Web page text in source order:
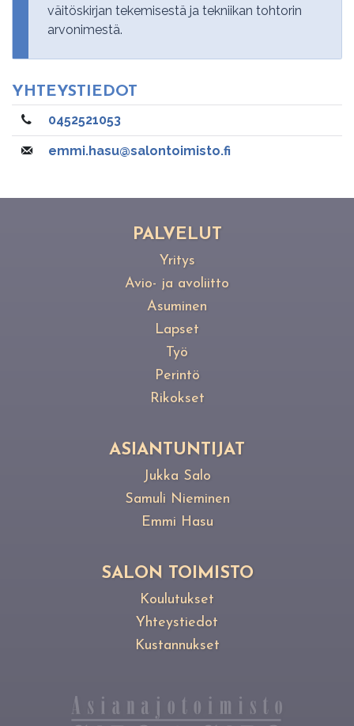
väitöskirjan tekemisestä ja tekniikan tohtorin
arvonimestä.
YH­TEYS­TIE­DOT
0452521053
emmi.hasu@salontoimisto.fi
PAL­VE­LUT
Yritys
Avio- ja avoliitto
Asuminen
Lapset
Työ
Perintö
Rikokset
ASIANTUNTIJAT
Jukka Salo
Samuli Nieminen
Emmi Hasu
SALON TOIMISTO
Koulutukset
Yhteystiedot
Kustannukset